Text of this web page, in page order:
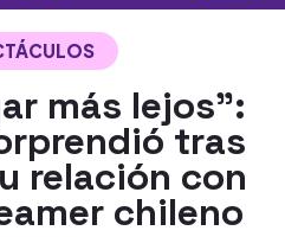
más lejos":
tras
relación con
chileno